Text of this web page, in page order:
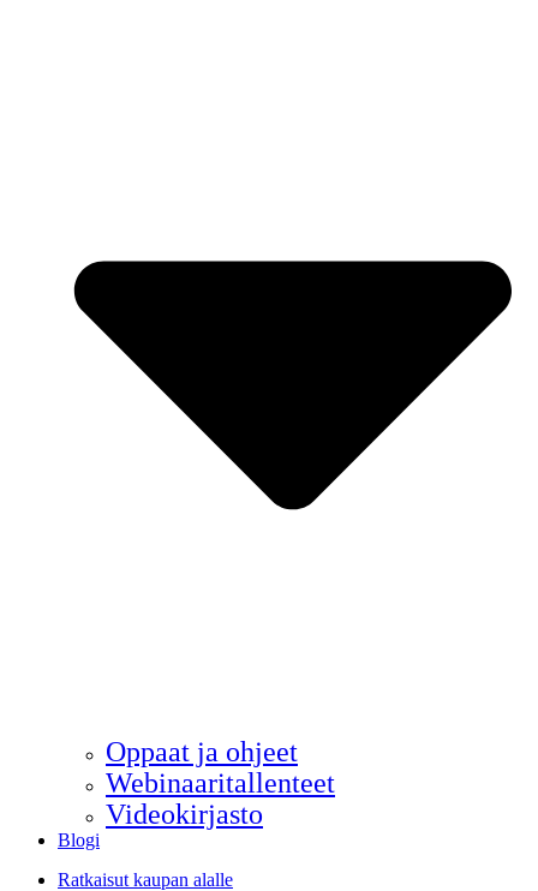
Oppaat ja ohjeet
Webinaaritallenteet
Videokirjasto
Blogi
Ratkaisut kaupan alalle